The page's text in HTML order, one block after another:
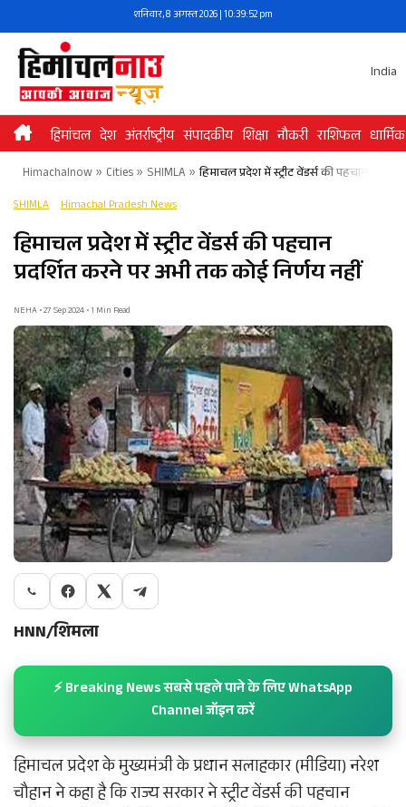
to
content
शनिवार, 8 अगस्त 2026 | 10:39:52 pm
India
हिमांचल देश अंतर्राष्ट्रीय संपादकीय शिक्षा नौकरी राशिफल धार्मिक
Himachalnow» Cities» SHIMLA » हिमाचल प्रदेश में स्ट्रीट वेंडर्स की पहचान
SHIMLA Himachal Pradesh News
हिमाचल प्रदेश में स्ट्रीट वेंडर्स की पहचान
प्रदर्शित करने पर अभी तक कोई निर्णय नहीं
NEHA • 27 Sep 2024 • 1 Min Read
HNN/शिमला
⚡ Breaking News सबसे पहले पाने के लिए WhatsApp
Channel जॉइन करें
हिमाचल प्रदेश के मुख्यमंत्री के प्रधान सलाहकार (मीडिया) नरेश
चौहान ने कहा है कि राज्य सरकार ने स्ट्रीट वेंडर्स की पहचान